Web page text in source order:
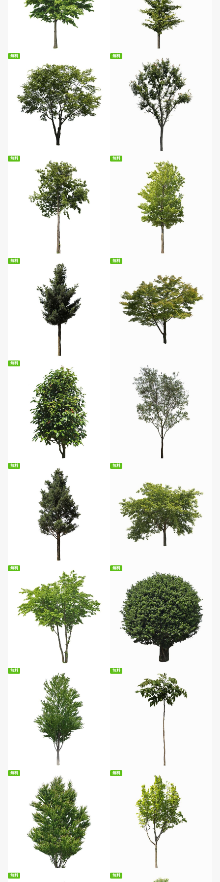
無料ダウンロード 無料ダウンロード
無料
無料ダウンロード
無料
無料ダウンロード
無料
無料ダウンロード
無料
無料ダウンロード
無料
無料ダウンロード
無料
無料ダウンロード
無料
無料ダウンロード
無料
無料ダウンロード
無料
無料ダウンロード
無料
無料ダウンロード
無料
無料ダウンロード
無料
無料ダウンロード
無料
無料ダウンロード
無料
無料ダウンロード
無料
無料ダウンロード
無料 無料